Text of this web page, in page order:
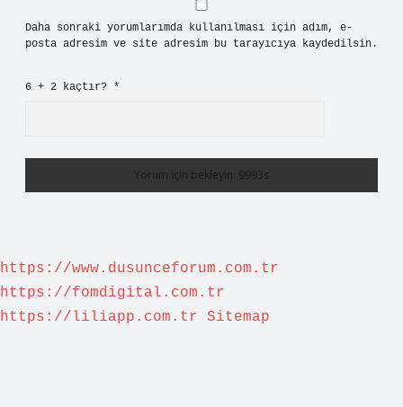
Daha sonraki yorumlarımda kullanılması için adım, e-
posta adresim ve site adresim bu tarayıcıya kaydedilsin.
6 + 2 kaçtır? *
https://www.dusunceforum.com.tr
https://fomdigital.com.tr
https://liliapp.com.tr
Sitemap